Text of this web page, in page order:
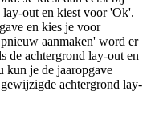
out en kiest voor 'Ok'.
en kies je voor
aanmaken' word er
de achtergrond lay-out en
kun je de jaaropgave
achtergrond lay-